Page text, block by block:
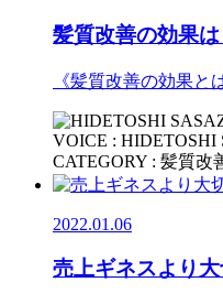
髪質改善の効果
《髪質改善の効果
VOICE :
CATEGORY : 髪質改
2022.01.06
売上ギネスより